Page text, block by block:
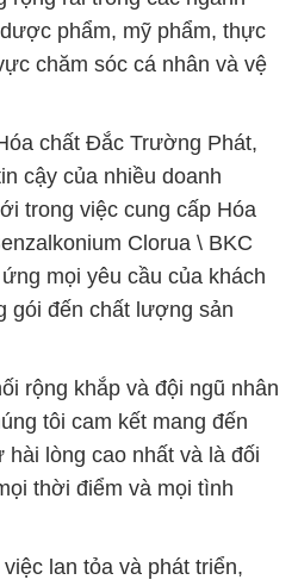
phẩm, mỹ phẩm, thực
chăm sóc cá nhân và vệ
chất Đắc Trường Phát,
cậy của nhiều doanh
trong việc cung cấp Hóa
Clorua \ BKC
mọi yêu cầu của khách
gói đến chất lượng sản
rộng khắp và đội ngũ nhân
tôi cam kết mang đến
lòng cao nhất và là đối
thời điểm và mọi tình
lan tỏa và phát triển,